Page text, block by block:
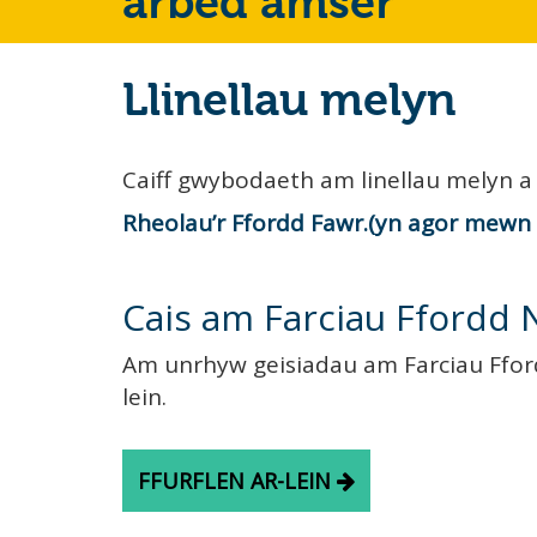
Llinellau melyn
Caiff gwybodaeth am linellau melyn
Rheolau’r Ffordd Fawr.
Cais am Farciau Ffordd
Am unrhyw geisiadau am Farciau
lein.
FFURFLEN AR-LEIN